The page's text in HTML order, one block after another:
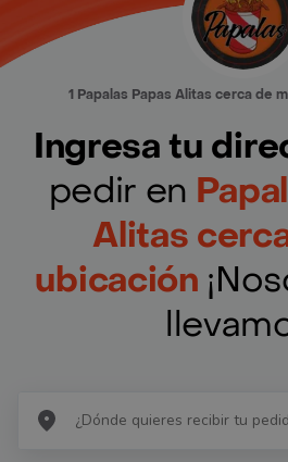
1 Papalas Papas Alitas cerca de
Ingresa tu
pedir en
Alitas
ubicación